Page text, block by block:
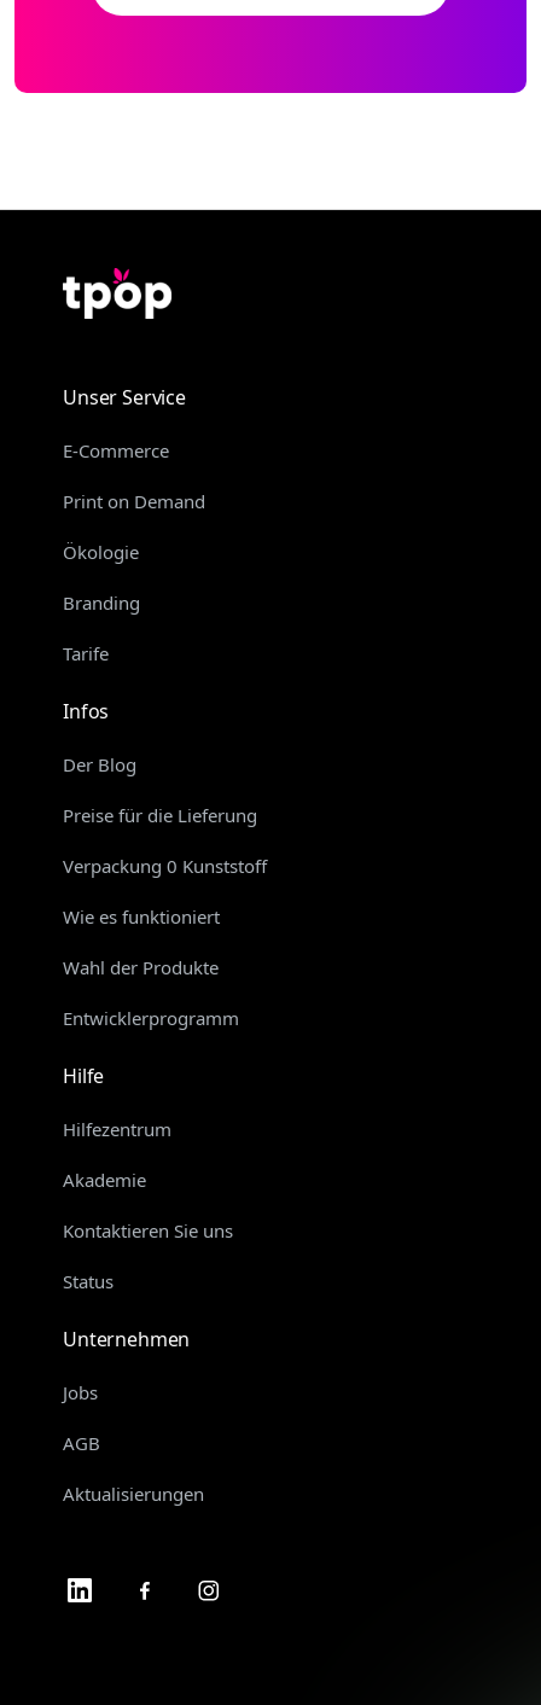
Unser Service
E-Commerce
Print on Demand
Ökologie
Branding
Tarife
Infos
Der Blog
Preise für die Lieferung
Verpackung 0 Kunststoff
Wie es funktioniert
Wahl der Produkte
Entwicklerprogramm
Hilfe
Hilfezentrum
Akademie
Kontaktieren Sie uns
Status
Unternehmen
Jobs
AGB
Aktualisierungen